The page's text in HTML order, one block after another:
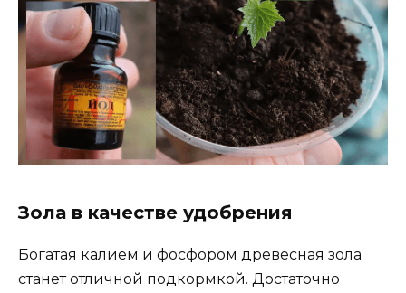
Зола в качестве удобрения
Богатая калием и фосфором древесная зола
станет отличной подкормкой. Достаточно